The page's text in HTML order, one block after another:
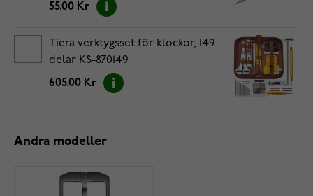
55.00 Kr
Tiera verktygsset för klockor, 149
delar KS-870149
605.00 Kr
Andra modeller